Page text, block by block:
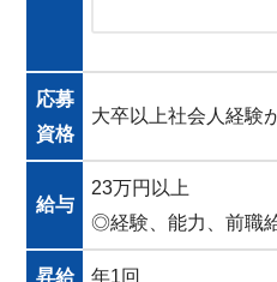
応募
資格
大卒以上社会人経験
給与
23万円以上
◎経験、能力、前職
昇給 年1回